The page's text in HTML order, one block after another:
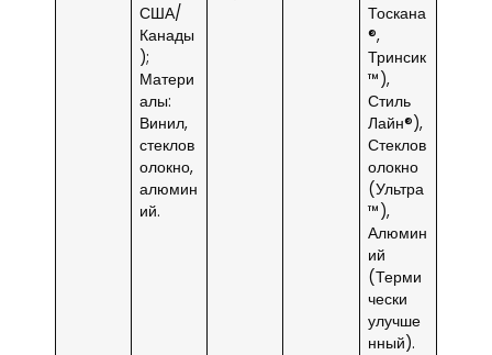
США/
Канады
);
Матери
алы:
Винил,
стеклов
олокно,
алюмин
ий.
Тоскана
®,
Тринсик
™),
Стиль
Лайн®),
Стеклов
олокно
(Ультра
™),
Алюмин
ий
(Терми
чески
улучше
нный).